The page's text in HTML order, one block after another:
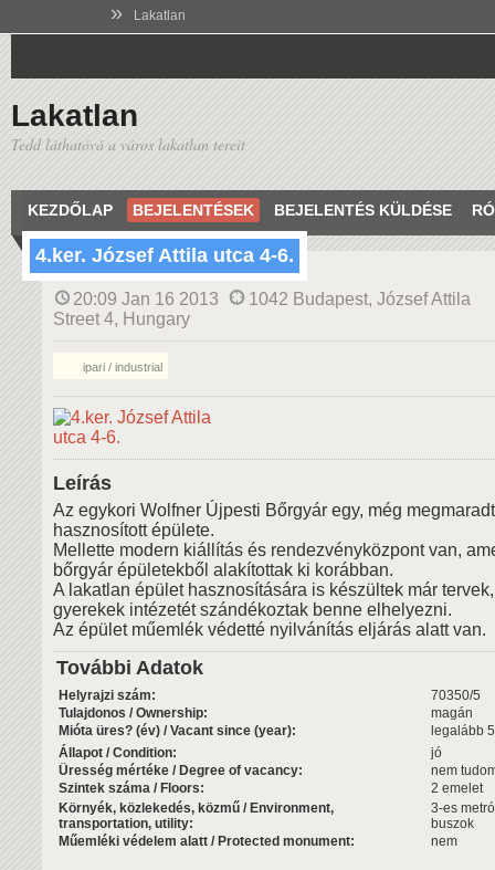
» Lakatlan
Lakatlan
Tedd láthatóvá a város lakatlan tereit
KEZDŐLAP BEJELENTÉSEK BEJELENTÉS KÜLDÉSE
4.ker. József Attila utca 4-6.
20:09 Jan 16 2013
1042 Budapest, József Attila
Street 4, Hungary
ipari / industrial
Leírás
Az egykori Wolfner Újpesti Bőrgyár egy, még
hasznosított épülete.
Mellette modern kiállítás és rendezvényközpont van,
bőrgyár épületekből alakítottak ki korábban.
A lakatlan épület hasznosítására is készültek már
gyerekek intézetét szándékoztak benne elhelyezni.
Az épület műemlék védetté nyilvánítás eljárás alatt van.
További Adatok
Helyrajzi szám:
70350/5
Tulajdonos / Ownership:
magán
Mióta üres? (év) / Vacant since (year):
legalább
Állapot / Condition:
jó
Üresség mértéke / Degree of vacancy:
nem
Szintek száma / Floors:
2 emelet
Környék, közlekedés, közmű / Environment,
transportation, utility:
3-es
buszok
Műemléki védelem alatt / Protected monument:
nem